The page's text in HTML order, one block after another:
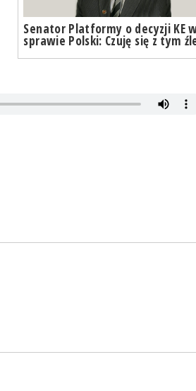
Senator Platformy o decyzji KE
sprawie Polski: Czuję się z tym